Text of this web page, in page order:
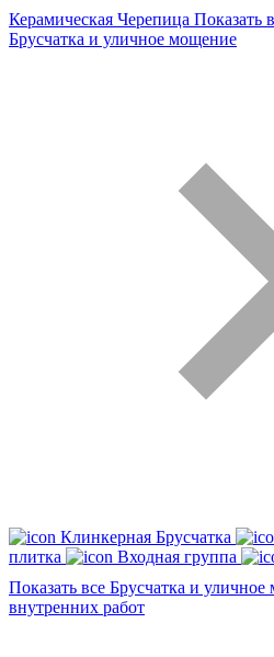
Керамическая Черепица Показать
Брусчатка и уличное мощение
Клинкерная Брусчатка
плитка
Входная группа
Показать все Брусчатка и
внутренних работ